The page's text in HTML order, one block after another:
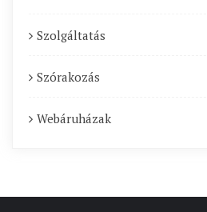
Szolgáltatás
Szórakozás
Webáruházak